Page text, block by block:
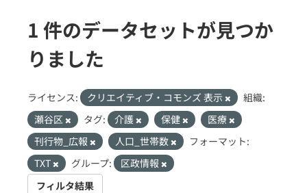
1 件のデータセットが見つか
りました
ライセンス: クリエイティブ・コモンズ 表示
組織:
瀬谷区
タグ: 介護 保健
医療
刊行物_広報
人口_世帯数
フォーマット:
TXT
グループ:
区政情報
フィルタ結果